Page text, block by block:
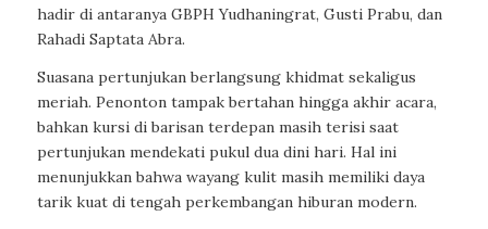
hadir di antaranya GBPH Yudhaningrat, Gusti Prabu, dan
Rahadi Saptata Abra.
Suasana pertunjukan berlangsung khidmat sekaligus
meriah. Penonton tampak bertahan hingga akhir acara,
bahkan kursi di barisan terdepan masih terisi saat
pertunjukan mendekati pukul dua dini hari. Hal ini
menunjukkan bahwa wayang kulit masih memiliki daya
tarik kuat di tengah perkembangan hiburan modern.